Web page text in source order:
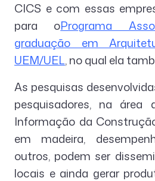
CICS e com essas
para oPrograma
graduação em
UEM/UEL, no qual ela
As pesquisas
pesquisadores, na área
Informação da
em madeira,
outros, podem ser
locais e ainda gerar